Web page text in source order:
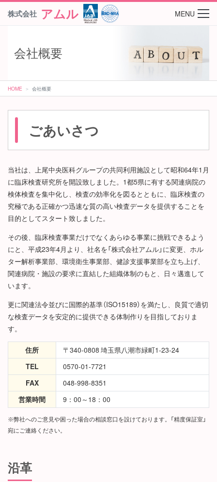
株式会社 アムル MENU
会社概要
HOME 会社概要
ごあいさつ
当社は、上尾中央医科グループの共同利用施設として昭和64年1月
に臨床検査研究所を開設致しました。1都5県に有する関連病院の
検体検査を集中化し、検査の効率化を図るとともに、臨床検査の
究極である正確かつ迅速な質の高い検査データを提供することを
目的としてスタート致しました。
その後、臨床検査事業だけでなくあらゆる事業に挑戦できるよう
にと、平成23年4月より、社名を「株式会社アムル」に変更、ホル
ター解析事業部、環境衛生事業部、健診支援事業部を立ち上げ、
関連病院・施設の要求に直結した組織体制のもと、日々邁進して
います。
更に関連法令並びに国際的基準（ISO15189）を満たし、良質で適切
な検査データを安定的に提供できる体制作りを目指しておりま
す。
住所
〒340-0808 埼玉県八潮市緑町1-23-24
TEL
0570-01-7721
FAX
048-998-8351
営業時間
9：00～18：00
弊社へのご意見や困った場合の相談窓口を設けております。「精度保証室」
宛にご連絡ください。
沿革